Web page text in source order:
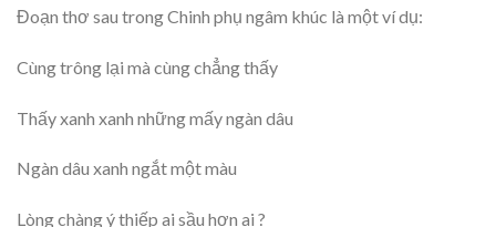
Đoạn thơ sau trong Chinh phụ ngâm khúc là một ví dụ:
Cùng trông lại mà cùng chẳng thấy
Thấy xanh xanh những mấy ngàn dâu
Ngàn dâu xanh ngắt một màu
Lòng chàng ý thiếp ai sầu hơn ai ?